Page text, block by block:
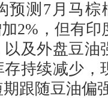
测7月马棕
2%，但有
及外盘豆油
存持续减少
跟随豆油偏